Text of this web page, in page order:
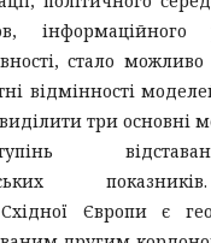
інформаційного
стало
відмінності
три основні
Європи є